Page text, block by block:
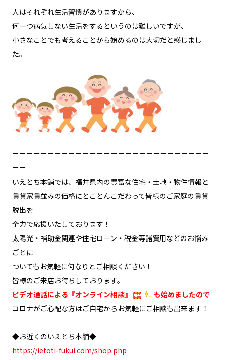
人はそれぞれ生活習慣がありますから、
何一つ病気しない生活をするというのは難しいですが、
小さなことでも考えることから始めるのは大切だと感じまし
た。
＝＝＝＝＝＝＝＝＝＝＝＝＝＝＝＝＝＝＝＝＝＝＝＝＝＝＝＝
＝＝
いえとち本舗では、福井県内の豊富な住宅・土地・物件情報と
賃貸家賃並みの価格にとことんこだわって皆様のご家庭の賃貸
脱出を
全力で応援いたしております！
太陽光・補助金関連や住宅ローン・税金等諸費用などのお悩み
ごとに
ついてもお気軽に何なりとご相談ください！
皆様のご来店お待ちしております。
ビデオ通話による『オンライン相談』
も始めましたので
コロナがご心配な方はご自宅からお気軽にご相談も出来ます！
◆お近くのいえとち本舗◆
https://ietoti-fukui.com/shop.php